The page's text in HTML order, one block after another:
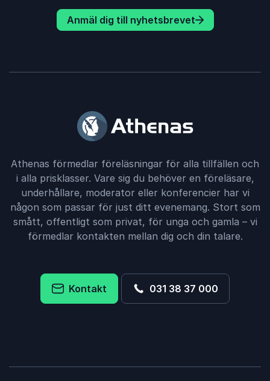
Anmäl dig till nyhetsbrevet
Athenas förmedlar föreläsningar för alla tillfällen och
i alla prisklasser. Vare sig du behöver en föreläsare,
underhållare, moderator eller konferencier har vi
någon som passar för just ditt evenemang. Stort som
smått, offentligt som privat, för unga och gamla – vi
förmedlar kontakten mellan dig och din talare.
Kontakt 031 38 37 000